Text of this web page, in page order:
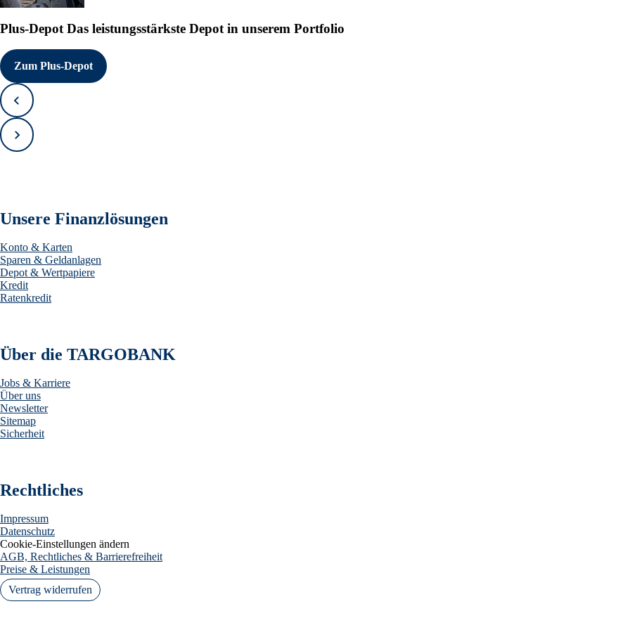
Plus-Depot Das leistungsstärkste Depot in unserem Portfolio
Zum Plus-Depot
Zurück
Vorwärts
Unsere Finanzlösungen
Konto & Karten
Sparen & Geldanlagen
Depot & Wertpapiere
Kredit
Ratenkredit
Über die TARGOBANK
Jobs & Karriere
Über uns
Newsletter
Sitemap
Sicherheit
Rechtliches
Impressum
Datenschutz
Cookie-Einstellungen ändern
AGB, Rechtliches & Barrierefreiheit
Preise & Leistungen
Vertrag widerrufen